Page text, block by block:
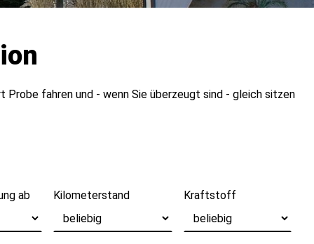
Probe fahren und - wenn Sie überzeugt sind - gleich sitzen
ab Kilometerstand Kraftstoff